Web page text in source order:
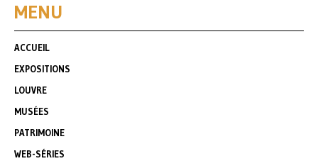
MENU
ACCUEIL
EXPOSITIONS
LOUVRE
MUSÉES
PATRIMOINE
WEB-SÉRIES